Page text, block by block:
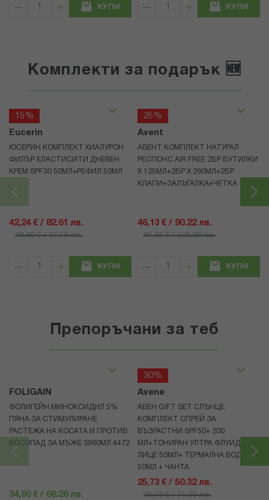
КУПИ КУПИ
Комплекти за подарък 🆕
15%
Eucerin
ЮСЕРИН КОМПЛЕКТ ХИАЛУРОН
ФИЛЪР ЕЛАСТИСИТИ ДНЕВЕН
КРЕМ SPF30 50МЛ+РЕФИЛ 50МЛ
42,24 € / 82.61 лв.
49,69 € / 97.19 лв.
КУПИ
25%
Avent
АВЕНТ КОМПЛЕКТ НАТУРАЛ
РЕСПОНС AIR FREE 2БР БУТИЛКИ
Х 125МЛ+2БР Х 260МЛ+2БР
КЛАПИ+ЗАЛЪГАЛКА+ЧЕТКА
46,13 € / 90.22 лв.
61,50 € / 120.28 лв.
КУПИ
Препоръчани за теб
FOLIGAIN
ФОЛИГЕЙН МИНОКСИДИЛ 5%
ПЯНА ЗА СТИМУЛИРАНЕ
РАСТЕЖА НА КОСАТА И ПРОТИВ
КОСОПАД ЗА МЪЖЕ 3X60МЛ 4472
34,90 € / 68.26 лв.
30%
Avene
АВЕН GIFT SET СЛЪНЦЕ
КОМПЛЕКТ СПРЕЙ ЗА
ВЪЗРАСТНИ SPF50+ 200
МЛ+ТОНИРАН УЛТРА ФЛУИД ЗА
ЛИЦЕ 50МЛ+ ТЕРМАЛНА ВОДА
50МЛ + ЧАНТА
25,73 € / 50.32 лв.
36,76 € / 71.90 лв.